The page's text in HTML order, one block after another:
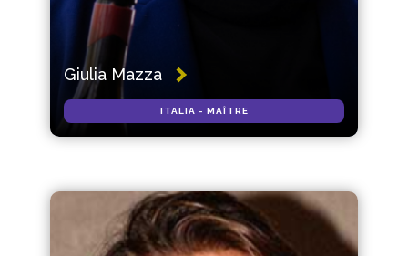
Giulia Mazza
ITALIA - MAÎTRE